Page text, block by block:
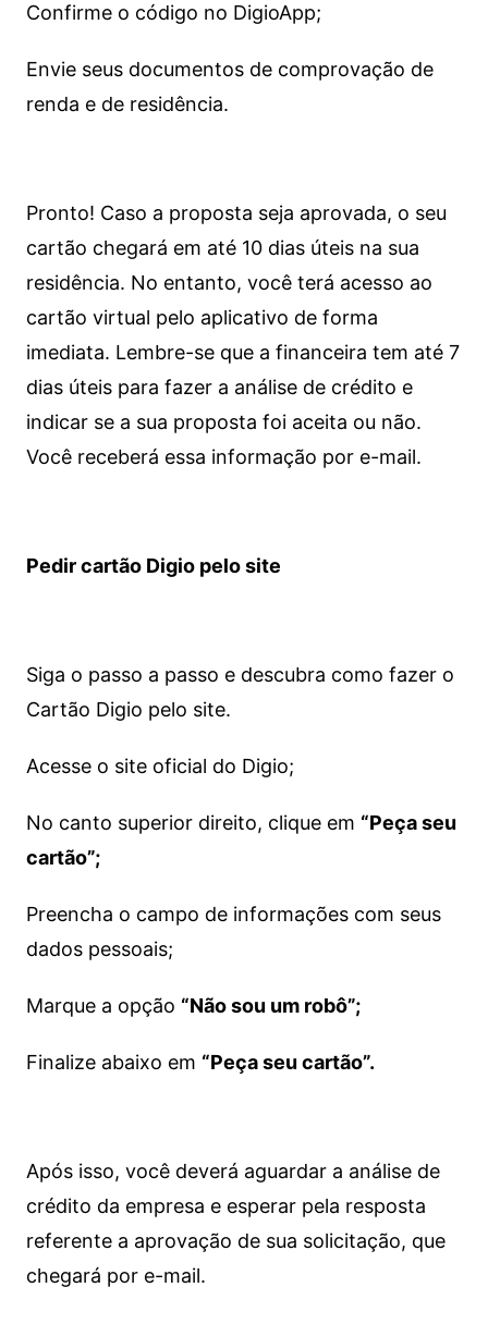
Confirme o código no DigioApp;
Envie seus documentos de comprovação de
renda e de residência.
Pronto! Caso a proposta seja aprovada, o seu
cartão chegará em até 10 dias úteis na sua
residência. No entanto, você terá acesso ao
cartão virtual pelo aplicativo de forma
imediata. Lembre-se que a financeira tem até 7
dias úteis para fazer a análise de crédito e
indicar se a sua proposta foi aceita ou não.
Você receberá essa informação por e-mail.
Pedir cartão Digio pelo site
Siga o passo a passo e descubra como fazer o
Cartão Digio pelo site.
Acesse o site oficial do Digio;
No canto superior direito, clique em “Peça seu
cartão”;
Preencha o campo de informações com seus
dados pessoais;
Marque a opção “Não sou um robô”;
Finalize abaixo em “Peça seu cartão”.
Após isso, você deverá aguardar a análise de
crédito da empresa e esperar pela resposta
referente a aprovação de sua solicitação, que
chegará por e-mail.